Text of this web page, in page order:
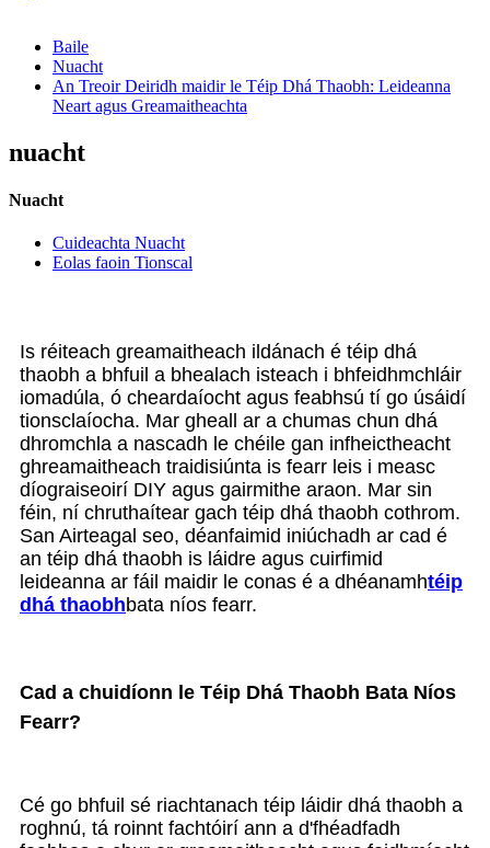
Baile
Nuacht
An Treoir Deiridh maidir le Téip Dhá Thaobh: Leideanna
Neart agus Greamaitheachta
nuacht
Nuacht
Cuideachta Nuacht
Eolas faoin Tionscal
Is réiteach greamaitheach ildánach é téip dhá
thaobh a bhfuil a bhealach isteach i bhfeidhmchláir
iomadúla, ó cheardaíocht agus feabhsú tí go úsáidí
tionsclaíocha. Mar gheall ar a chumas chun dhá
dhromchla a nascadh le chéile gan infheictheacht
ghreamaitheach traidisiúnta is fearr leis i measc
díograiseoirí DIY agus gairmithe araon. Mar sin
féin, ní chruthaítear gach téip dhá thaobh cothrom.
San Airteagal seo, déanfaimid iniúchadh ar cad é
an téip dhá thaobh is láidre agus cuirfimid
leideanna ar fáil maidir le conas é a dhéanamhtéip
dhá thaobhbata níos fearr.
Cad a chuidíonn le Téip Dhá Thaobh Bata Níos
Fearr?
Cé go bhfuil sé riachtanach téip láidir dhá thaobh a
roghnú, tá roinnt fachtóirí ann a d'fhéadfadh